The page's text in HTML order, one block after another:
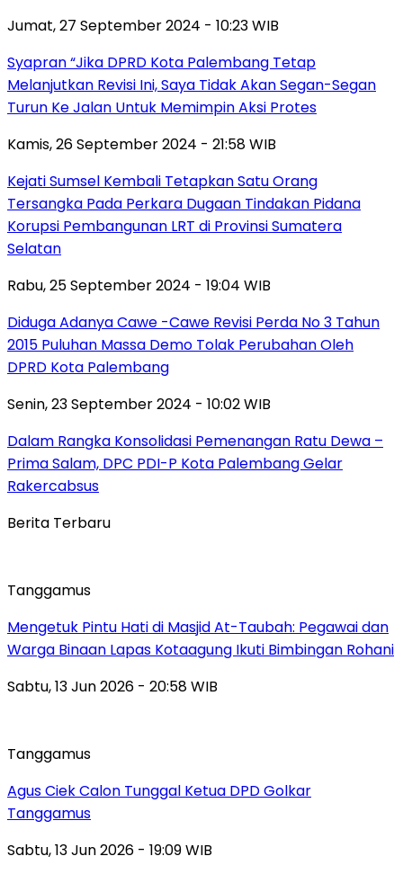
Jumat, 27 September 2024 - 10:23 WIB
Syapran “Jika DPRD Kota Palembang Tetap
Melanjutkan Revisi Ini, Saya Tidak Akan Segan-Segan
Turun Ke Jalan Untuk Memimpin Aksi Protes
Kamis, 26 September 2024 - 21:58 WIB
Kejati Sumsel Kembali Tetapkan Satu Orang
Tersangka Pada Perkara Dugaan Tindakan Pidana
Korupsi Pembangunan LRT di Provinsi Sumatera
Selatan
Rabu, 25 September 2024 - 19:04 WIB
Diduga Adanya Cawe -Cawe Revisi Perda No 3 Tahun
2015 Puluhan Massa Demo Tolak Perubahan Oleh
DPRD Kota Palembang
Senin, 23 September 2024 - 10:02 WIB
Dalam Rangka Konsolidasi Pemenangan Ratu Dewa –
Prima Salam, DPC PDI-P Kota Palembang Gelar
Rakercabsus
Berita Terbaru
Tanggamus
Mengetuk Pintu Hati di Masjid At-Taubah: Pegawai dan
Warga Binaan Lapas Kotaagung Ikuti Bimbingan Rohani
Sabtu, 13 Jun 2026 - 20:58 WIB
Tanggamus
Agus Ciek Calon Tunggal Ketua DPD Golkar
Tanggamus
Sabtu, 13 Jun 2026 - 19:09 WIB